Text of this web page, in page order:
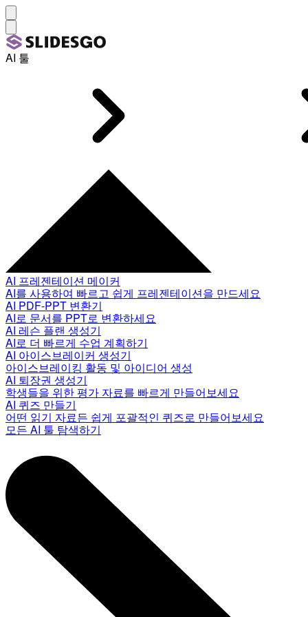
AI 툴
AI 프레젠테이션 메이커
AI를 사용하여 빠르고 쉽게 프레젠테이션을 만드세요
AI PDF-PPT 변환기
AI로 문서를 PPT로 변환하세요
AI 레슨 플랜 생성기
AI로 더 빠르게 수업 계획하기
AI 아이스브레이커 생성기
아이스브레이킹 활동 및 아이디어 생성
AI 퇴장권 생성기
학생들을 위한 평가 자료를 빠르게 만들어보세요
AI 퀴즈 만들기
어떤 읽기 자료든 쉽게 포괄적인 퀴즈로 만들어보세요
모든 AI 툴 탐색하기